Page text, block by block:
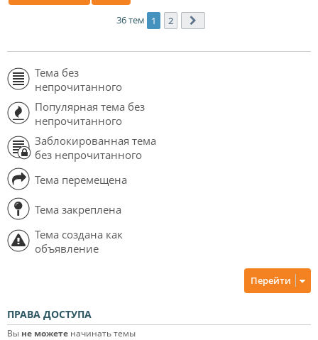
36 тем 1 2
Тема без
непрочитанного
Популярная тема без
непрочитанного
Заблокированная тема
без непрочитанного
Тема перемещена
Тема закреплена
Тема создана как
объявление
Перейти
ПРАВА ДОСТУПА
Вы не можете начинать темы